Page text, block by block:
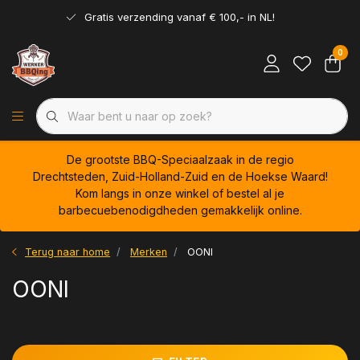
Gratis verzending vanaf € 100,- in NL!
0
De grootste BBQ-Speciaalzaak in de regio
Drechtsteden, Zuid-Holland-Zuid en de Hoekse Waard!
Kom langs in onze winkel of bestel al je
barbecuebenodigdheden gemakkelijk online.
Terug naar home Merken OONI
OONI